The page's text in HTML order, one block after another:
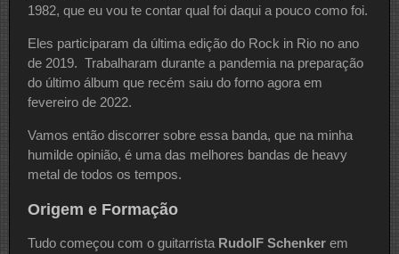
1982, que eu vou te contar qual foi daqui a pouco como foi.
Eles participaram da última edição do Rock in Rio no ano
de 2019. Trabalharam durante a pandemia na preparação
do último álbum que recém saiu do forno agora em
fevereiro de 2022.
Vamos então discorrer sobre essa banda, que na minha
humilde opinião, é uma das melhores bandas de heavy
metal de todos os tempos.
Origem e Formação
Tudo começou com o guitarrista RudolF Schenker em